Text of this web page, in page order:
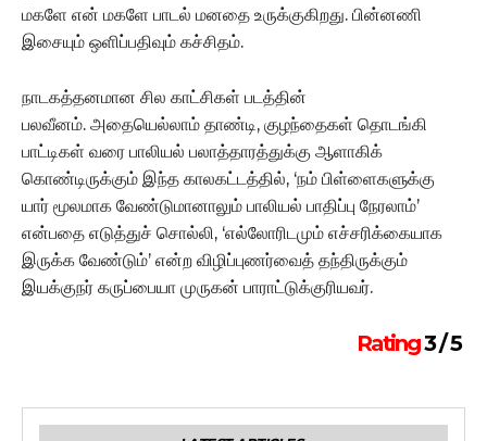
மகளே என் மகளே பாடல் மனதை உருக்குகிறது. பின்னணி
இசையும் ஒளிப்பதிவும் கச்சிதம்.
நாடகத்தனமான சில காட்சிகள் படத்தின்
பலவீனம். அதையெல்லாம் தாண்டி, குழந்தைகள் தொடங்கி
பாட்டிகள் வரை பாலியல் பலாத்தாரத்துக்கு ஆளாகிக்
கொண்டிருக்கும் இந்த காலகட்டத்தில், ‘நம் பிள்ளைகளுக்கு
யார் மூலமாக வேண்டுமானாலும் பாலியல் பாதிப்பு நேரலாம்’
என்பதை எடுத்துச் சொல்லி, ‘எல்லோரிடமும் எச்சரிக்கையாக
இருக்க வேண்டும்’ என்ற விழிப்புணர்வைத் தந்திருக்கும்
இயக்குநர் கருப்பையா முருகன் பாராட்டுக்குரியவர்.
Rating3 / 5